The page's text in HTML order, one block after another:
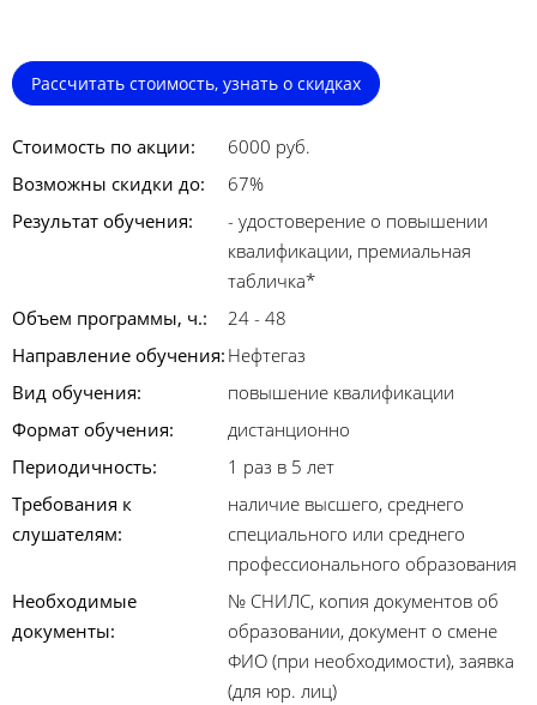
Рассчитать стоимость, узнать о скидках
Стоимость по акции:
6000 руб.
Возможны скидки до:
67%
Результат обучения:
- удостоверение о повышении
квалификации, премиальная
табличка*
Объем программы, ч.:
24 - 48
Направление обучения: Нефтегаз
Вид обучения:
повышение квалификации
Формат обучения:
дистанционно
Периодичность:
1 раз в 5 лет
Требования к
слушателям:
наличие высшего, среднего
специального или среднего
профессионального образования
Необходимые
документы:
№ СНИЛС, копия документов об
образовании, документ о смене
ФИО (при необходимости), заявка
(для юр. лиц)